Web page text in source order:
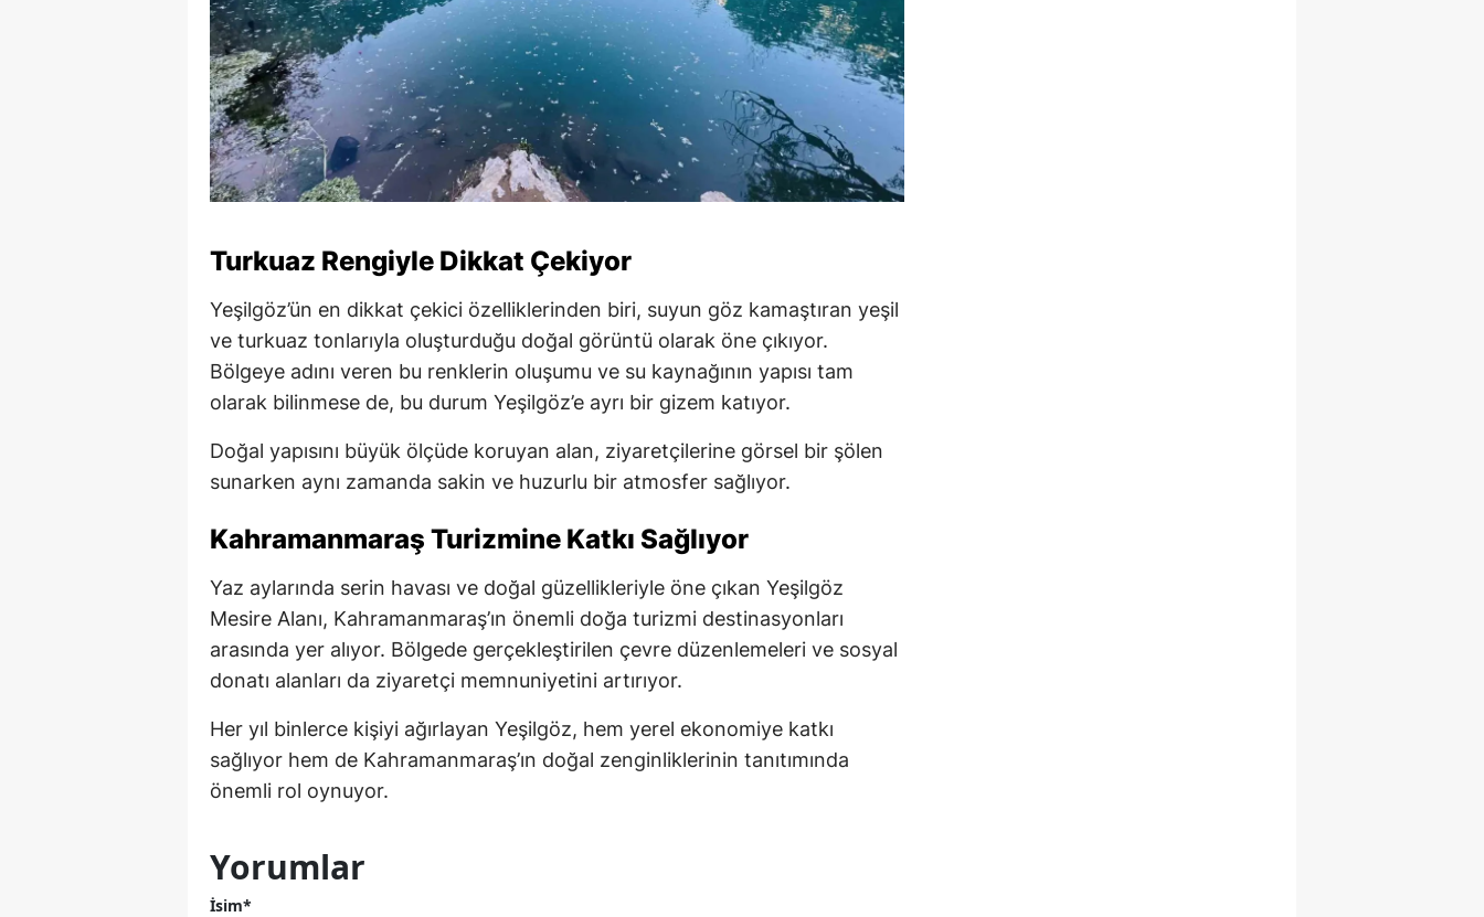
Turkuaz Rengiyle Dikkat Çekiyor
Yeşilgöz’ün en dikkat çekici özelliklerinden biri, suyun göz kamaştıran yeşil
ve turkuaz tonlarıyla oluşturduğu doğal görüntü olarak öne çıkıyor.
Bölgeye adını veren bu renklerin oluşumu ve su kaynağının yapısı tam
olarak bilinmese de, bu durum Yeşilgöz’e ayrı bir gizem katıyor.
Doğal yapısını büyük ölçüde koruyan alan, ziyaretçilerine görsel bir şölen
sunarken aynı zamanda sakin ve huzurlu bir atmosfer sağlıyor.
Kahramanmaraş Turizmine Katkı Sağlıyor
Yaz aylarında serin havası ve doğal güzellikleriyle öne çıkan Yeşilgöz
Mesire Alanı, Kahramanmaraş’ın önemli doğa turizmi destinasyonları
arasında yer alıyor. Bölgede gerçekleştirilen çevre düzenlemeleri ve sosyal
donatı alanları da ziyaretçi memnuniyetini artırıyor.
Her yıl binlerce kişiyi ağırlayan Yeşilgöz, hem yerel ekonomiye katkı
sağlıyor hem de Kahramanmaraş’ın doğal zenginliklerinin tanıtımında
önemli rol oynuyor.
Yorumlar
İsim*